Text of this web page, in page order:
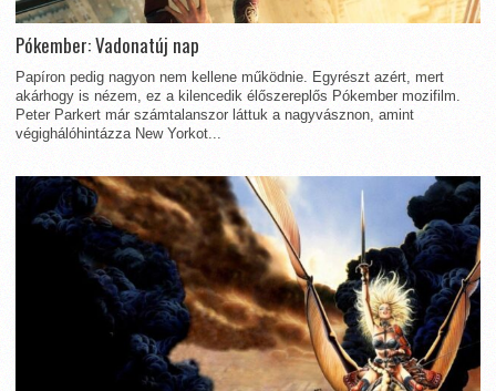
Pókember: Vadonatúj nap
Papíron pedig nagyon nem kellene működnie. Egyrészt azért, mert
akárhogy is nézem, ez a kilencedik élőszereplős Pókember mozifilm.
Peter Parkert már számtalanszor láttuk a nagyvásznon, amint
végighálóhintázza New Yorkot...